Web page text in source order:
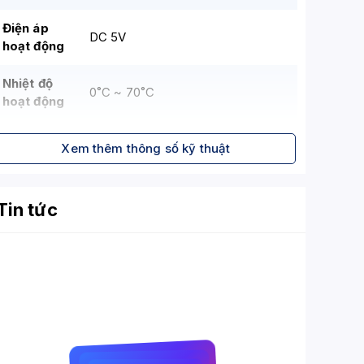
Điện áp
hoạt động
DC 5V
Nhiệt độ
hoạt động
0˚C ~ 70˚C
Nhiệt độ
-40˚C ~ 85˚C
số byte
Xem thêm thông số kỹ thuật
tức